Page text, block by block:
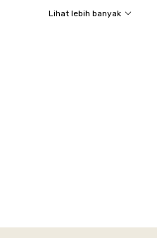
Lihat lebih banyak